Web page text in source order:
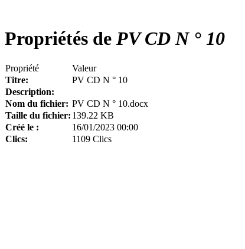
Propriétés de PV CD N ° 10
Propriété
Valeur
Titre:
PV CD N ° 10
Description:
Nom du fichier: PV CD N ° 10.docx
Taille du fichier: 139.22 KB
Créé le :
16/01/2023 00:00
Clics:
1109 Clics